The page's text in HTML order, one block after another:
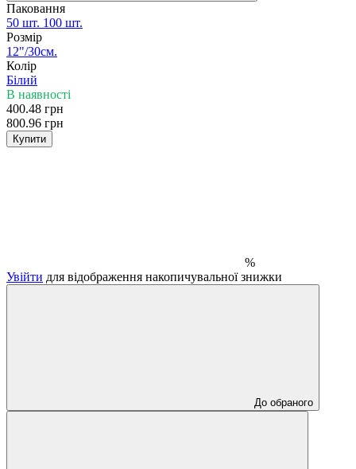
Паковання
50 шт. 100 шт.
Розмір
12"/30см.
Колір
Білий
В наявності
400.48 грн
800.96 грн
Купити
%
Увійти для відображення накопичувальної знижки
До обраного